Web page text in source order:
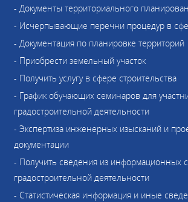
- Документы территориального
- Исчерпывающие перечни процедур в
- Документация по планировке территорий
- Приобрести земельный участок
- Получить услугу в сфере строительства
- График обучающих семинаров для
градостроительной деятельности
- Экспертиза инженерных изысканий и
документации
- Получить сведения из информационных
градостроительной деятельности
- Статистическая информация и иные